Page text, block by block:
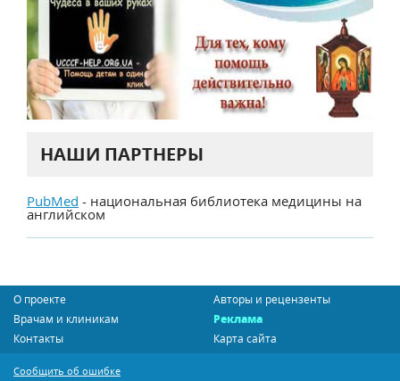
НАШИ ПАРТНЕРЫ
PubMed - национальная библиотека медицины на
английском
О проекте
Авторы и рецензенты
Врачам и клиникам
Реклама
Контакты
Карта сайта
Сообщить об ошибке